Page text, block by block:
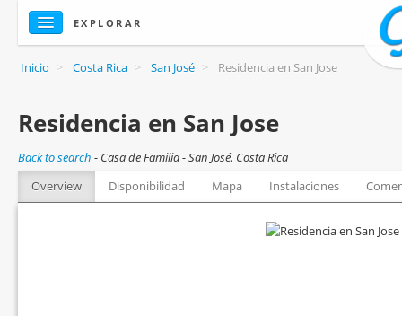
EXPLORAR
Inicio > Costa Rica > San José > Residencia en San Jose
Residencia en San Jose
Back to search - Casa de Familia - San José, Costa Rica
Overview
Disponibilidad Mapa Instalaciones